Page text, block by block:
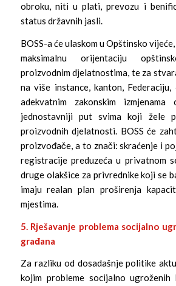
obroku, niti u plati, prevozu i
status državnih jasli.
BOSS-a će ulaskom u Opštinsko
maksimalnu orijentaciju
proizvodnim djelatnostima, te za
na više instance, kanton,
adekvatnim zakonskim
jednostavniji put svima koji žele
proizvodnih djelatnosti. BOSS će
proizvođače, a to znači: skraćenje i
registracije preduzeća u privatnom
druge olakšice za privrednike koji se
imaju realan plan proširenja
mjestima.
5. Rješavanje problema socijalno
građana
Za razliku od dosadašnje politike
kojim probleme socijalno